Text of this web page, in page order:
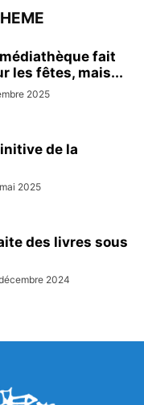
médiathèque fait
les fêtes, mais...
2025
de la
2025
des livres sous
2024